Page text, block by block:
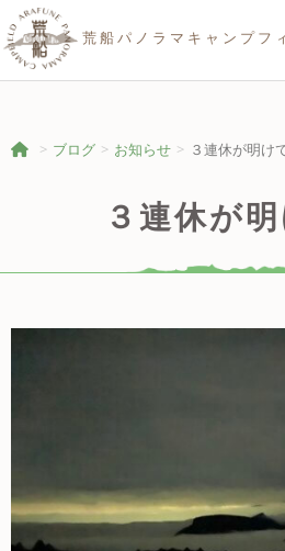
荒船パノラマキャンプフ
ブログ お知らせ ３連休が明け
３連休が